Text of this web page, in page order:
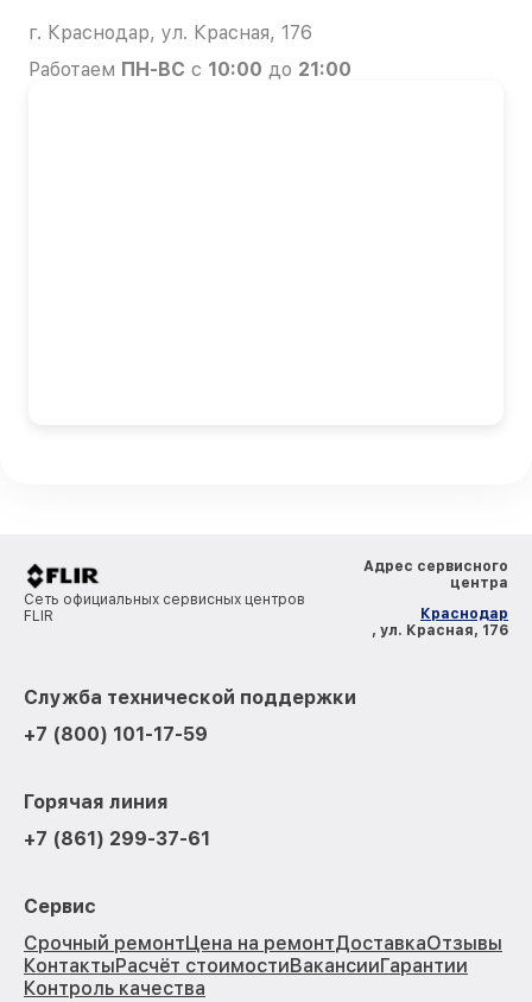
г. Краснодар, ул. Красная, 176
Работаем ПН-ВС с 10:00 до 21:00
Сеть официальных сервисных центров
FLIR
Адрес сервисного
центра
Краснодар
, ул. Красная, 176
Служба технической поддержки
+7 (800) 101-17-59
Горячая линия
+7 (861) 299-37-61
Сервис
Срочный ремонтЦена на ремонтДоставкаОтзывы
КонтактыРасчёт стоимостиВакансииГарантии
Контроль качества